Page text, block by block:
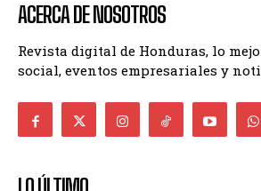
ACERCA DE NOSOTROS
Revista digital de Honduras, lo
social, eventos empresariales y